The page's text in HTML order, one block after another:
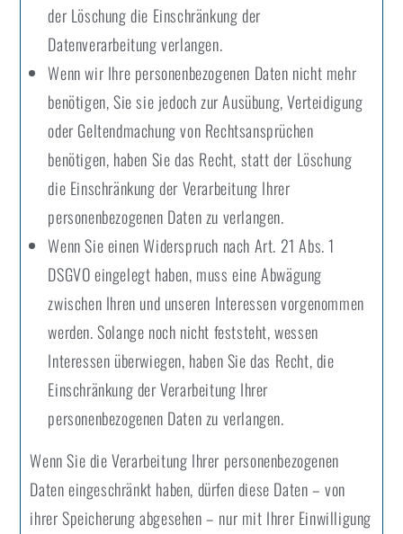
der Löschung die Einschränkung der
Datenverarbeitung verlangen.
Wenn wir Ihre personenbezogenen Daten nicht mehr
benötigen, Sie sie jedoch zur Ausübung, Verteidigung
oder Geltendmachung von Rechtsansprüchen
benötigen, haben Sie das Recht, statt der Löschung
die Einschränkung der Verarbeitung Ihrer
personenbezogenen Daten zu verlangen.
Wenn Sie einen Widerspruch nach Art. 21 Abs. 1
DSGVO eingelegt haben, muss eine Abwägung
zwischen Ihren und unseren Interessen vorgenommen
werden. Solange noch nicht feststeht, wessen
Interessen überwiegen, haben Sie das Recht, die
Einschränkung der Verarbeitung Ihrer
personenbezogenen Daten zu verlangen.
Wenn Sie die Verarbeitung Ihrer personenbezogenen
Daten eingeschränkt haben, dürfen diese Daten – von
ihrer Speicherung abgesehen – nur mit Ihrer Einwilligung